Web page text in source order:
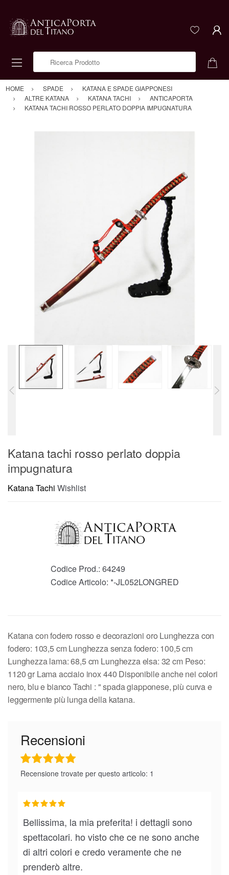
HOME SPADE
KATANA E SPADE GIAPPONESI
ALTRE KATANA
KATANA TACHI
ANTICAPORTA
KATANA TACHI ROSSO PERLATO DOPPIA IMPUGNATURA
Katana tachi rosso perlato doppia
impugnatura
Katana Tachi Wishlist
Codice Prod.: 64249
Codice Articolo: *-JL052LONGRED
Katana con fodero rosso e decorazioni oro Lunghezza con
fodero: 103,5 cm Lunghezza senza fodero: 100,5 cm
Lunghezza lama: 68,5 cm Lunghezza elsa: 32 cm Peso:
1120 gr Lama acciaio inox 440 Disponibile anche nei colori
nero, blu e bianco Tachi : " spada giapponese, più curva e
leggermente più lunga della katana.
Recensioni
Recensione trovate per questo articolo: 1
Bellissima, la mia preferita! i dettagli sono
spettacolari. ho visto che ce ne sono anche
di altri colori e credo veramente che ne
prenderò altre.